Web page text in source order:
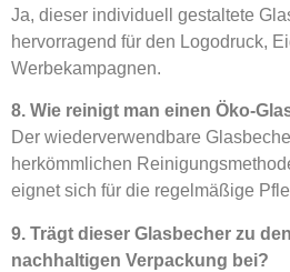
Ja, dieser individuell gestaltete
hervorragend für den Logodruck,
Werbekampagnen.
8. Wie reinigt man einen Öko-
Der wiederverwendbare
herkömmlichen
eignet sich für die regelmäßige
9. Trägt dieser Glasbecher zu
nachhaltigen Verpackung bei?